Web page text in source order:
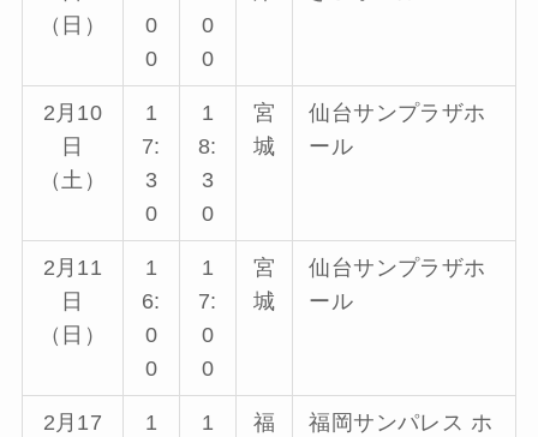
（日）
0
0
0
0
2月10
日
（土）
1
7:
3
0
1
8:
3
0
宮
城
仙台サンプラザホ
ール
2月11
日
（日）
1
6:
0
0
1
7:
0
0
宮
城
仙台サンプラザホ
ール
2月17
1
1
福
福岡サンパレス ホ